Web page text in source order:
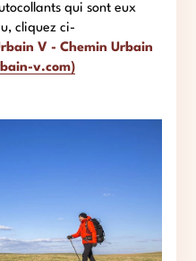
qui sont eux
cliquez ci-
V - Chemin Urbain
v.com)